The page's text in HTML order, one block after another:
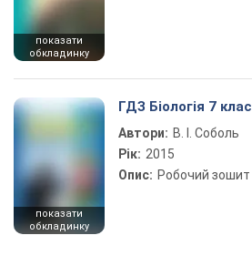
показати
обкладинку
показати
обкладинку
ГДЗ Біологія 7 клас
Автори: В. І. Соболь
Рік: 2015
Опис: Робочий зошит